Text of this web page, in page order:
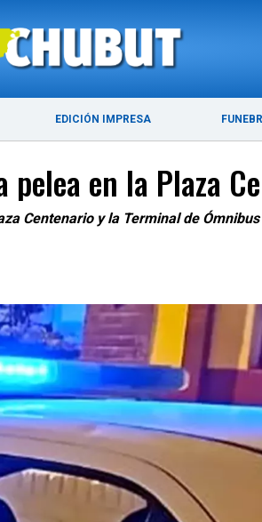
EDICIÓN IMPRESA
ÚLTIMAS NOTICIAS PUERTO MADRYN
en la Plaza
Centenario y la Terminal de